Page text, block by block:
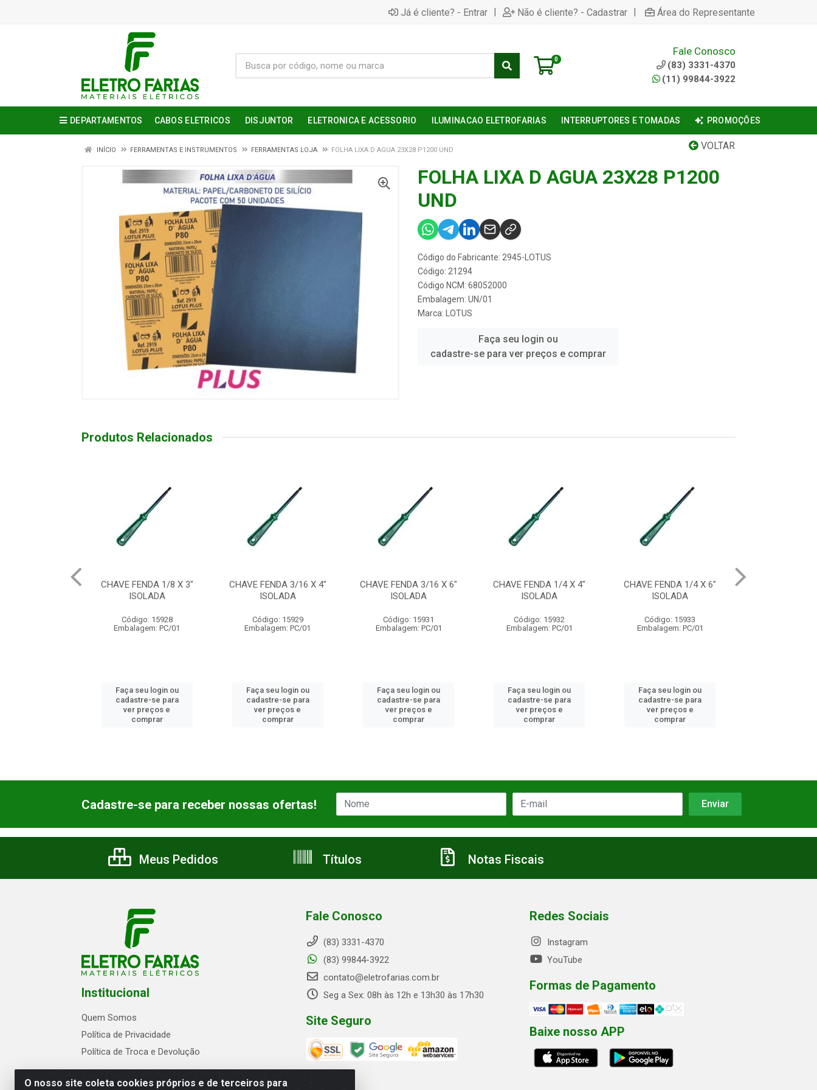
Já é cliente? - Entrar | Não é cliente? - Cadastrar | Área do Representante
0
Fale Conosco
(83) 3331-4370
(11) 99844-3922
DEPARTAMENTOS CABOS ELETRICOS DISJUNTOR ELETRONICA E ACESSORIO ILUMINACAO ELETROFARIAS INTERRUPTORES E TOMADAS PROMOÇÕES
VOLTAR
INÍCIO FERRAMENTAS E INSTRUMENTOS FERRAMENTAS LOJA FOLHA LIXA D AGUA 23X28 P1200 UND
FOLHA LIXA D AGUA 23X28 P1200
UND
Código do Fabricante: 2945-LOTUS
Código: 21294
Código NCM: 68052000
Embalagem: UN/01
Marca:
LOTUS
Faça seu login ou
cadastre-se para ver preços e comprar
Produtos Relacionados
CHAVE FENDA 3/16 X 4"
ISOLADA
Código: 15929
Embalagem: PC/01
Faça seu login ou
cadastre-se para
ver preços e
comprar
CHAVE FENDA 3/16 X 6"
ISOLADA
Código: 15931
Embalagem: PC/01
Faça seu login ou
cadastre-se para
ver preços e
comprar
CHAVE FENDA 1/4 X 4"
ISOLADA
Código: 15932
Embalagem: PC/01
Faça seu login ou
cadastre-se para
ver preços e
comprar
CHAVE FENDA 1/4 X 6"
ISOLADA
Código: 15933
Embalagem: PC/01
Faça seu login ou
cadastre-se para
ver preços e
comprar
PAQUIMETRO UNIVERSAL
ACO 0-150MM
Código: 15774
Embalagem: UN/01
Faça seu login ou
cadastre-se para
ver preços e
comprar
O nosso site coleta cookies próprios e de terceiros para
Cadastre-se para receber nossas ofertas!
Meus Pedidos Títulos Notas Fiscais
Institucional
Quem Somos
Política de Privacidade
Política de Troca e Devolução
Fale Conosco
(83) 3331-4370
(83) 99844-3922
contato@eletrofarias.com.br
Seg a Sex: 08h às 12h e 13h30 às 17h30
Site Seguro
Redes Sociais
Instagram
YouTube
Formas de Pagamento
Baixe nosso APP